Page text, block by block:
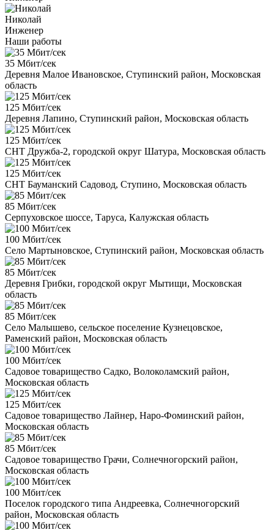
Николай
Инженер
Наши работы
35 Мбит/сек
Деревня Малое Ивановское, Ступинский район, Московская
область
125 Мбит/сек
Деревня Лапино, Ступинский район, Московская область
125 Мбит/сек
СНТ Дружба-2, городской округ Шатура, Московская область
125 Мбит/сек
СНТ Бауманский Садовод, Ступино, Московская область
85 Мбит/сек
Серпуховское шоссе, Таруса, Калужская область
100 Мбит/сек
Село Мартыновское, Ступинский район, Московская область
85 Мбит/сек
Деревня Грибки, городской округ Мытищи, Московская
область
85 Мбит/сек
Село Малышево, сельское поселение Кузнецовское,
Раменский район, Московская область
100 Мбит/сек
Садовое товарищество Садко, Волоколамский район,
Московская область
125 Мбит/сек
Садовое товарищество Лайнер, Наро-Фоминский район,
Московская область
85 Мбит/сек
Садовое товарищество Грачи, Солнечногорский район,
Московская область
100 Мбит/сек
Поселок городского типа Андреевка, Солнечногорский
район, Московская область